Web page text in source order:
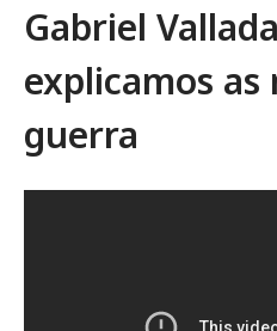
Gabriel
explicamos as
guerra